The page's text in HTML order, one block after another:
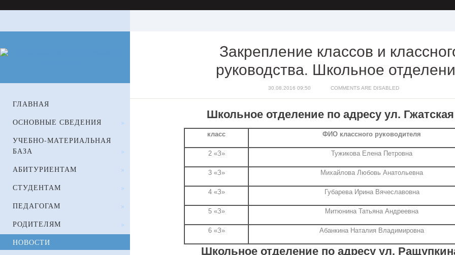
ГЛАВНАЯ
ОСНОВНЫЕ СВЕДЕНИЯ
»
УЧЕБНО-МАТЕРИАЛЬНАЯ
БАЗА
»
АБИТУРИЕНТАМ
»
СТУДЕНТАМ
»
ПЕДАГОГАМ
»
РОДИТЕЛЯМ
»
НОВОСТИ
Закрепление классов и
руководства. Школьное
30.08.2016 09:50 COMMENTS ARE DISABLED
Школьное отделение по адресу ул.
класс ФИО классного руководителя
2 «З» Тужикова Елена Петровна
3 «З» Михайлова Любовь Анатольевна
4 «З» Губарева Ирина Вячеславовна
5 «З» Митюнина Татьяна Андреевна
6 «З» Абанкина Наталия Владимировна
Школьное отделение по адресу ул.